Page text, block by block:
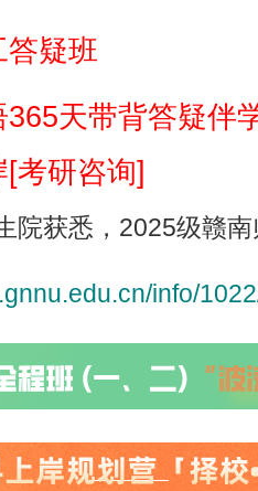
答疑班
天带背答疑伴
考研咨询]
院获悉，2025级赣
info/